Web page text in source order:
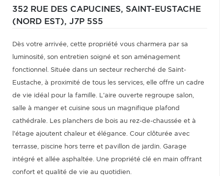
352 RUE DES CAPUCINES, SAINT-EUSTACHE
(NORD EST), J7P 5S5
Dès votre arrivée, cette propriété vous charmera par sa
luminosité, son entretien soigné et son aménagement
fonctionnel. Située dans un secteur recherché de Saint-
Eustache, à proximité de tous les services, elle offre un cadre
de vie idéal pour la famille. L'aire ouverte regroupe salon,
salle à manger et cuisine sous un magnifique plafond
cathédrale. Les planchers de bois au rez-de-chaussée et à
l'étage ajoutent chaleur et élégance. Cour clôturée avec
terrasse, piscine hors terre et pavillon de jardin. Garage
intégré et allée asphaltée. Une propriété clé en main offrant
confort et qualité de vie au quotidien.